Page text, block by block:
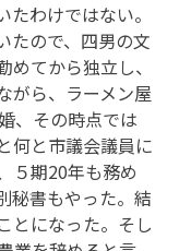
わけではない。
たので、四男の文
てから独立し、
がら、ラーメン屋
、その時点では
何と市議会議員に
５期20年も務め
秘書もやった。結
とになった。そし